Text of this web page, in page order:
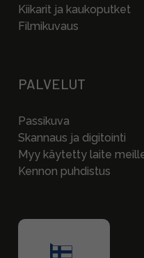
Kiikarit ja kaukoputket
Filmikuvaus
PALVELUT
Passikuva
Skannaus ja digitointi
Myy käytetty laite
Kennon puhdistus